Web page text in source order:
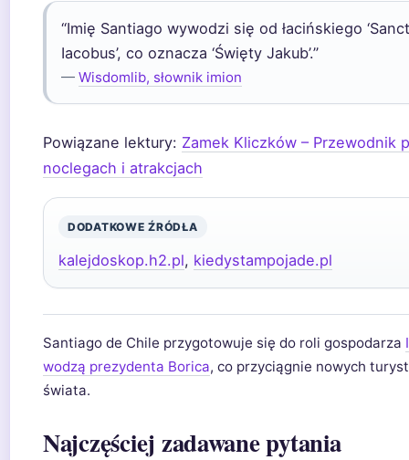
“Imię Santiago wywodzi się od łacińskiego
Iacobus’, co oznacza ‘Święty Jakub’.”
— Wisdomlib, słownik imion
Powiązane lektury: Zamek Kliczków – Przewodnik
noclegach i atrakcjach
DODATKOWE ŹRÓDŁA
kalejdoskop.h2.pl, kiedystampojade.pl
Santiago de Chile przygotowuje się do roli gospodarza
wodzą prezydenta Borica, co przyciągnie nowych
świata.
Najczęściej zadawane pytania